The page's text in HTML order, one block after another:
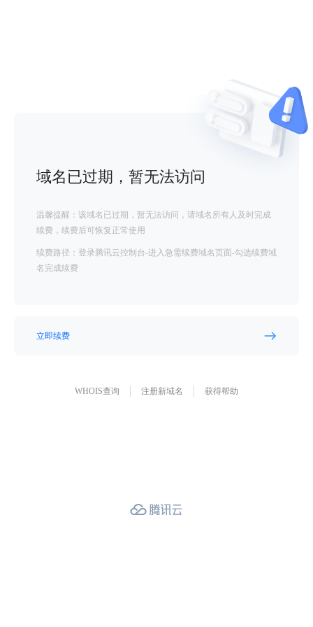
域名已过期，暂无法访问
温馨提醒：该域名已过期，暂无法访问，请域名所有人及时完成
续费，续费后可恢复正常使用
续费路径：登录腾讯云控制台-进入急需续费域名页面-勾选续费域
名完成续费
立即续费
WHOIS查询 注册新域名 获得帮助